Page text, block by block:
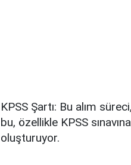
KPSS Şartı: Bu alım
bu, özellikle KPSS
oluşturuyor.